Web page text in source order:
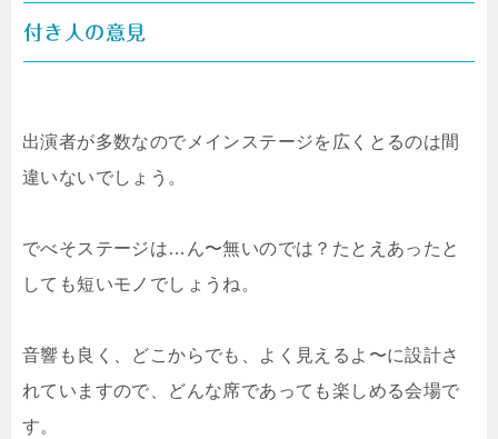
付き人の意見
出演者が多数なのでメインステージを広くとるのは間
違いないでしょう。
でべそステージは…ん〜無いのでは？たとえあったと
しても短いモノでしょうね。
音響も良く、どこからでも、よく見えるよ〜に設計さ
れていますので、どんな席であっても楽しめる会場で
す。